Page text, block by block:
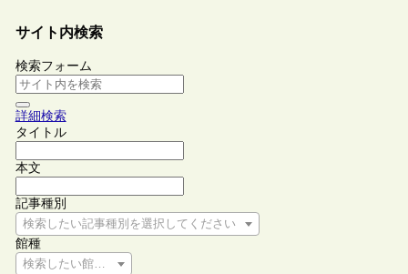
サイト内検索
検索フォーム
詳細検索
タイトル
本文
記事種別
検索したい記事種別を選択してください
館種
検索したい館種を選択してください